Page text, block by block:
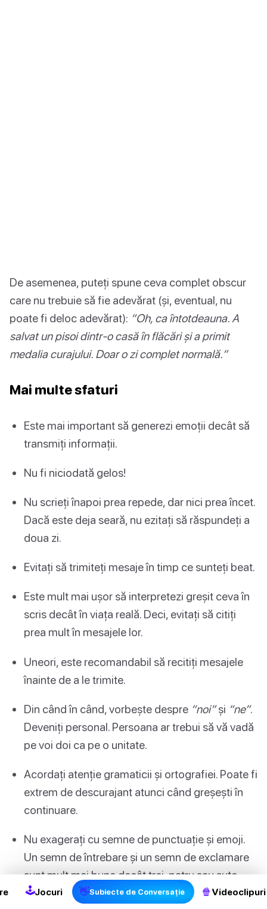
De asemenea, puteți spune ceva complet obscur
care nu trebuie să fie adevărat (și, eventual, nu
poate fi deloc adevărat): “Oh, ca întotdeauna. A
salvat un pisoi dintr-o casă în flăcări și a primit
medalia curajului. Doar o zi complet normală.”
Mai multe sfaturi
Este mai important să generezi emoții decât să
transmiți informații.
Nu fi niciodată gelos!
Nu scrieți înapoi prea repede, dar nici prea încet.
Dacă este deja seară, nu ezitați să răspundeți a
doua zi.
Evitați să trimiteți mesaje în timp ce sunteți beat.
Este mult mai ușor să interpretezi greșit ceva în
scris decât în viața reală. Deci, evitați să citiți
prea mult în mesajele lor.
Uneori, este recomandabil să recitiți mesajele
înainte de a le trimite.
Din când în când, vorbește despre “noi”și “ne”.
Deveniți personal. Persoana ar trebui să vă vadă
pe voi doi ca pe o unitate.
Acordați atenție gramaticii și ortografiei. Poate fi
extrem de descurajant atunci când greșești în
continuare.
Nu exagerați cu semne de punctuație și emoji.
Un semn de întrebare și un semn de exclamare
sunt mult mai bune decât trei, patru sau sute.
După o întâlnire sau o întâlnire, acesta arată un
🕹Jocuri 👋Subiecte de Conversație 🍿 Videoclipuri